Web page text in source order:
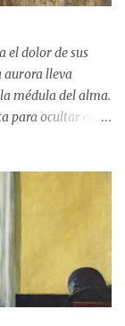
precipicio,
que se
»En varios
el dolor de sus
aurora lleva
médula del alma.
para ocultar con
el alma! ¡Qué
no ha de sentir
por siempre en
una estrella